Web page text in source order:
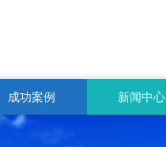
成功案例 新闻中心